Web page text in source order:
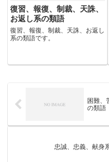
復習、報復、制裁、天誅、
お返し系の類語
復習、報復、制裁、天誅、お返し
系の類語です。
困難、
の類語
忠誠、忠義、献身